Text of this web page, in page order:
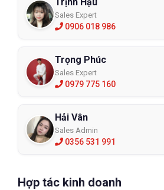
📞 Liên hệ ngay để đặt hàng:
🌍 Website: https://eco3d.vn
📌 Hệ thống chi nhánh:
📞 Hotline: 098 333 0380
💼 Fanpage: https://
Sales Expert
0906 018 986
Trọng Phúc
Sales Expert
0979 775 160
Hải Vân
Sales Admin
0356 531 991
Hợp tác kinh doanh